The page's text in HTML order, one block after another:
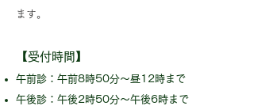
ます。
【受付時間】
午前診：午前8時50分～昼12時まで
午後診：午後2時50分～午後6時まで